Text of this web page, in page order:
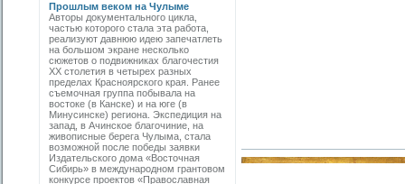
Прошлым веком на Чулыме
Авторы документального цикла,
частью которого стала эта работа,
реализуют давнюю идею запечатлеть
на большом экране несколько
сюжетов о подвижниках благочестия
ХХ столетия в четырех разных
пределах Красноярского края. Ранее
съемочная группа побывала на
востоке (в Канске) и на юге (в
Минусинске) региона. Экспедиция на
запад, в Ачинское благочиние, на
живописные берега Чулыма, стала
возможной после победы заявки
Издательского дома «Восточная
Сибирь» в международном грантовом
конкурсе проектов «Православная